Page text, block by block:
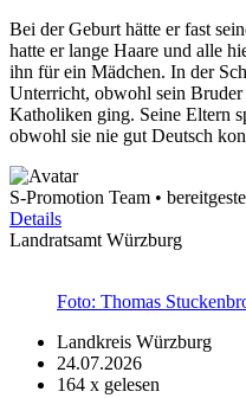
Bei der Geburt hätte er fast
hatte er lange Haare und alle
ihn für ein Mädchen. In der
Unterricht, obwohl sein Bruder
Katholiken ging. Seine Eltern
obwohl sie nie gut Deutsch
S-Promotion Team •
Details
Landratsamt Würzburg
Foto: Thomas
Landkreis Würzburg
24.07.2026
164 x gelesen